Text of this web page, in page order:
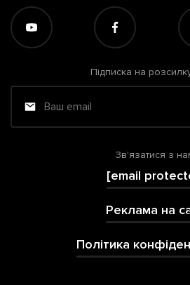
Підписка на
Зв'язатися з
[email
Реклама на
Політика